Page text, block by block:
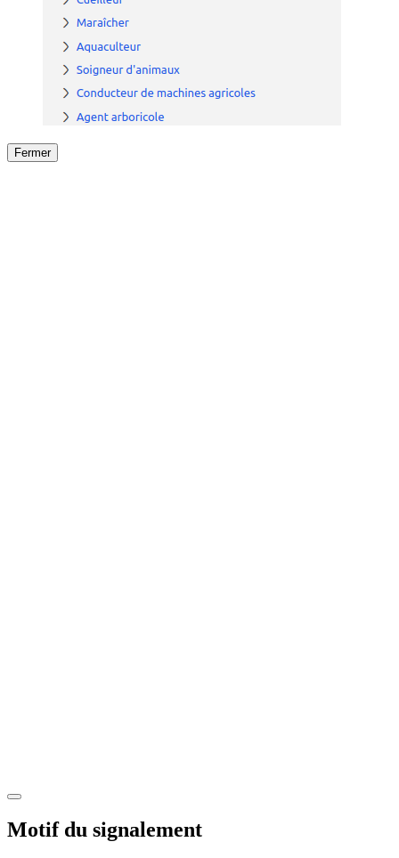
Fermer
Motif du signalement